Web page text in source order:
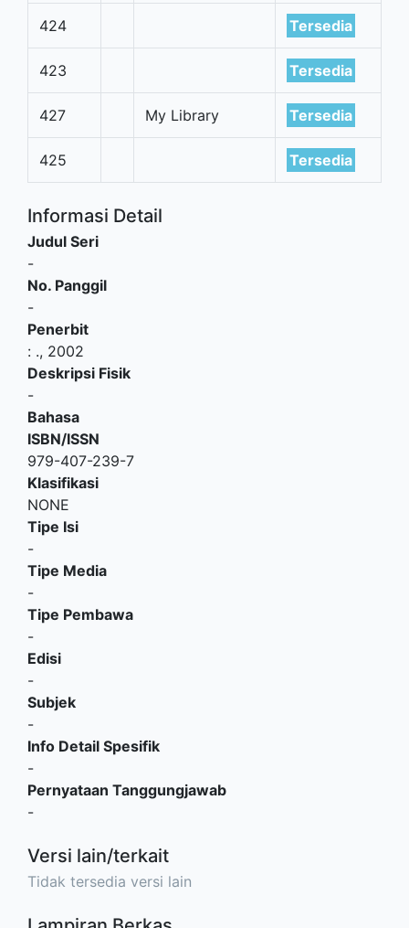
424 Tersedia
423 Tersedia
427 My Library Tersedia
425 Tersedia
Informasi Detail
Judul Seri
-
No. Panggil
-
Penerbit
: ., 2002
Deskripsi Fisik
-
Bahasa
ISBN/ISSN
979-407-239-7
Klasifikasi
NONE
Tipe Isi
-
Tipe Media
-
Tipe Pembawa
-
Edisi
-
Subjek
-
Info Detail Spesifik
-
Pernyataan Tanggungjawab
-
Versi lain/terkait
Tidak tersedia versi lain